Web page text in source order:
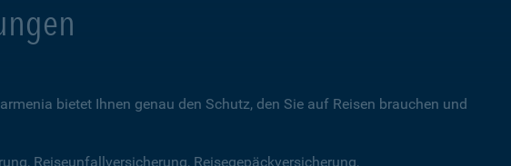
bietet Ihnen genau den Schutz, den Sie auf Reisen brauchen und
Reiseunfallversicherung, Reisegepäckversicherung,